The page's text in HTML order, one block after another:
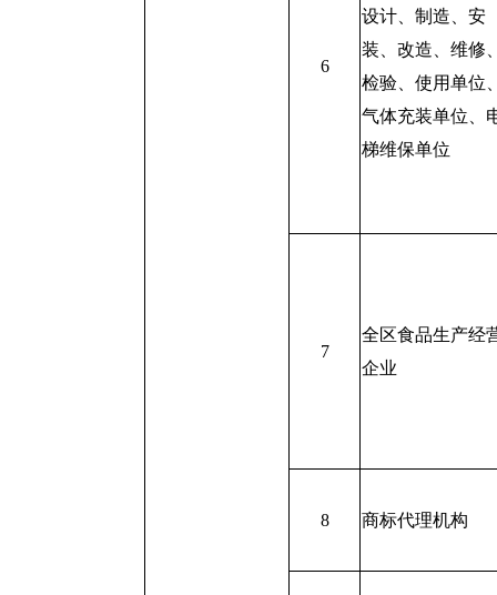
6
设计、制造、安
装、改造、维修
检验、使用单位
气体充装单位、
梯维保单位
7
全区食品生产经
企业
8 商标代理机构